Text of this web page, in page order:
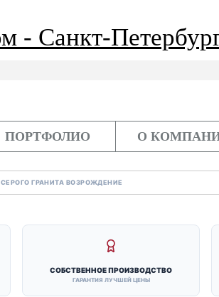
ПОРТФОЛИО О
ГРАНИТА ВОЗРОЖДЕНИЕ
СОБСТВЕННОЕ ПРОИЗВОДСТВО
ГАРАНТИЯ ЛУЧШЕЙ ЦЕНЫ